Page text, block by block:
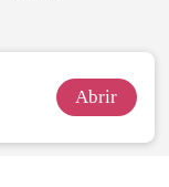
Abrir